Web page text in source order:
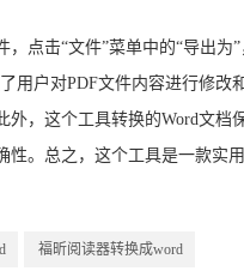
点击“文件”菜单中的“导出为
用户对PDF文件内容进行修改
外，这个工具转换的Word文
性。总之，这个工具是一款实
福昕阅读器转换成word